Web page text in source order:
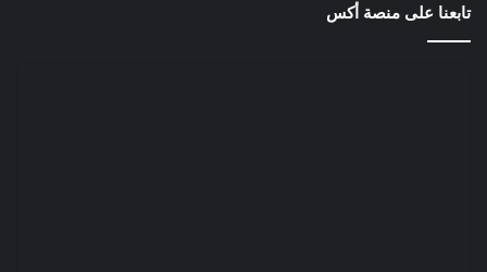
تابعنا على منصة أكس